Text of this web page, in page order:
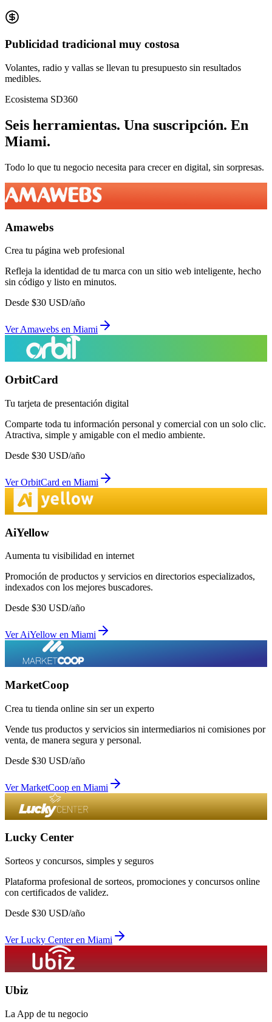
Publicidad tradicional muy costosa
Volantes, radio y vallas se llevan tu presupuesto sin resultados
medibles.
Ecosistema SD360
Seis herramientas. Una suscripción. En
Miami.
Todo lo que tu negocio necesita para crecer en digital, sin sorpresas.
Amawebs
Crea tu página web profesional
Refleja la identidad de tu marca con un sitio web inteligente, hecho
sin código y listo en minutos.
Desde $30 USD/año
VerAmawebs en Miami
OrbitCard
Tu tarjeta de presentación digital
Comparte toda tu información personal y comercial con un solo clic.
Atractiva, simple y amigable con el medio ambiente.
Desde $30 USD/año
VerOrbitCard en Miami
AiYellow
Aumenta tu visibilidad en internet
Promoción de productos y servicios en directorios especializados,
indexados con los mejores buscadores.
Desde $30 USD/año
VerAiYellow en Miami
MarketCoop
Crea tu tienda online sin ser un experto
Vende tus productos y servicios sin intermediarios ni comisiones por
venta, de manera segura y personal.
Desde $30 USD/año
VerMarketCoop en Miami
Lucky Center
Sorteos y concursos, simples y seguros
Plataforma profesional de sorteos, promociones y concursos online
con certificados de validez.
Desde $30 USD/año
VerLucky Centeren Miami
Ubiz
La App de tu negocio